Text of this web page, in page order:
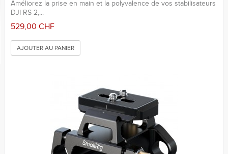
Améliorez la prise en main et la polyvalence de vos stabilisateurs
DJI RS 2,...
529,00 CHF
AJOUTER AU PANIER